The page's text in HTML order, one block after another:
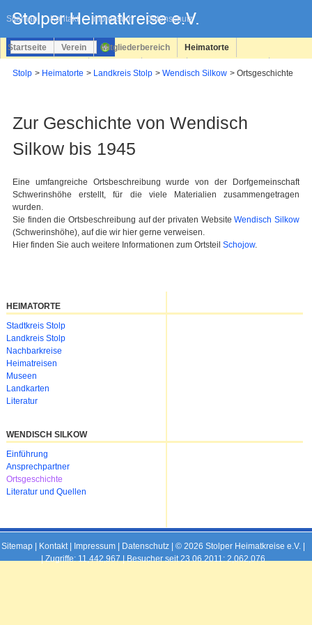
Sitemap Kontakt Impressum Datenschutz
überspringen
Startseite Verein Mitgliederbereich Heimatorte
Stolp Heimatorte Landkreis Stolp Wendisch Silkow Ortsgeschichte
Zur Geschichte von Wendisch
Silkow bis 1945
Eine umfangreiche Ortsbeschreibung wurde von der Dorfgemeinschaft
Schwerinshöhe erstellt, für die viele Materialien zusammengetragen
wurden.
Sie finden die Ortsbeschreibung auf der privaten WebsiteWendisch Silkow
(Schwerinshöhe), auf die wir hier gerne verweisen.
Hier finden Sie auch weitere Informationen zum Ortsteil Schojow.
HEIMATORTE
Navigation
überspringen
Stadtkreis Stolp
Landkreis Stolp
Nachbarkreise
Heimatreisen
Museen
Landkarten
Literatur
WENDISCH SILKOW
Navigation
überspringen
Einführung
Ansprechpartner
Ortsgeschichte
Literatur und Quellen
Sitemap| Kontakt| Impressum| Datenschutz| © 2026 Stolper Heimatkreise e.V. |
|Zugriffe: 11,442,967 | Besucher seit 23.06.2011: 2,062,076